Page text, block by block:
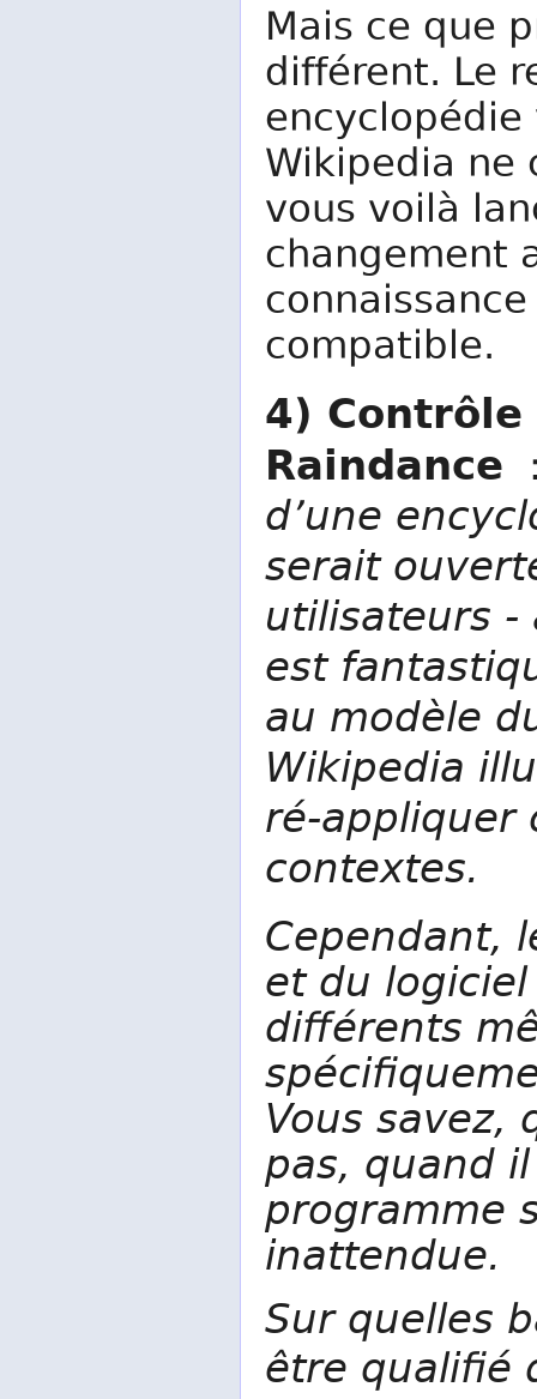
Mais ce que
différent. Le
Wikipedia ne
vous voilà
changement
compatible.
4)
Raindance
d’une
serait
utilisateurs -
est
au modèle
Wikipedia
ré-appliquer
contextes.
Cependant,
et du
différents
Vous savez,
pas, quand
programme
inattendue.
Sur quelles
être qualifié